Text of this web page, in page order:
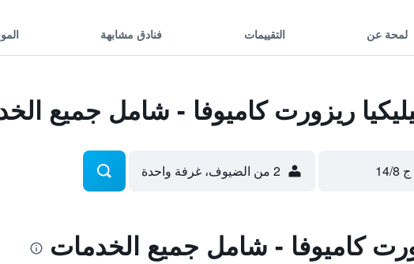
لمحة عن التقييمات فنادق مشابهة
ريزورت كاميوفا - شامل جميع
ج 14/8 2 من الضيوف، غرفة واحدة
كاميوفا - شامل جميع الخدمات